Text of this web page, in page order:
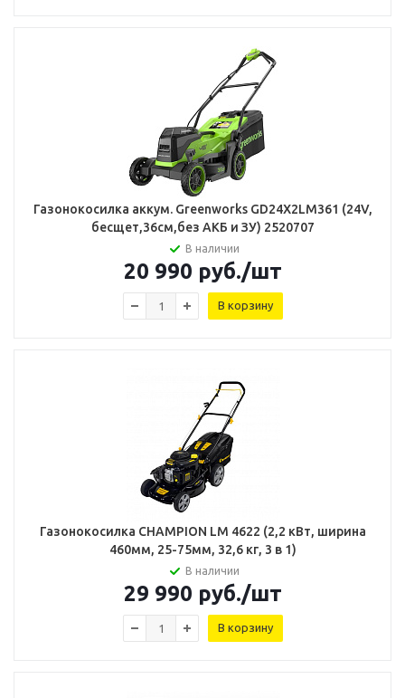
Газонокосилка аккум. Greenworks GD24X2LM361 (24V,
бесщет,36см,без АКБ и ЗУ) 2520707
В наличии
20 990 руб./шт
В корзину
Газонокосилка CHAMPION LM 4622 (2,2 кВт, ширина
460мм, 25-75мм, 32,6 кг, 3 в 1)
В наличии
29 990 руб./шт
В корзину